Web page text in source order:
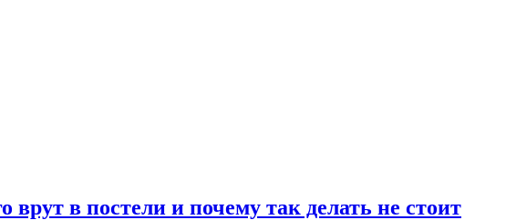
в постели и почему так делать не стоит